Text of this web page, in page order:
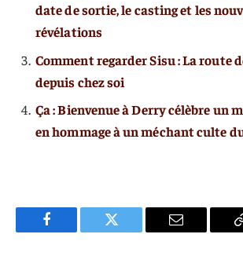
date de sortie, le casting et les
révélations
Comment regarder Sisu : La route
depuis chez soi
Ça : Bienvenue à Derry célèbre un
en hommage à un méchant culte
Facebook Twitter
E-